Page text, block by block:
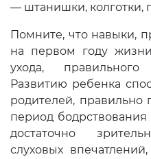
— штанишки, кол­готки,
Помните, что навыки,
на первом году
ухода,
Развитию ребенка
родителей,
период
достаточно
слуховых